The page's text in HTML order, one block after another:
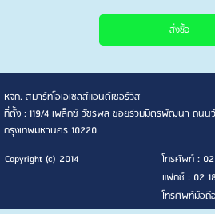
หจก. สมาร์ทโอเอเซลส์แอนด์เซอร์วิส
ที่ตั้ง : 119/4 เพล็กซ์ วัชรพล ซอยร่วมมิตรพัฒนา ถนนวั
กรุงเทพมหานคร 10220
Copyright (c) 2014
โทรศัพท์ :
แฟกซ์ : 02
โทรศัพท์มือ